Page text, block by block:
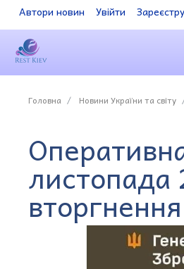
Автори новин Увійти
Головна Новини України та світу
листопада
вторгнення